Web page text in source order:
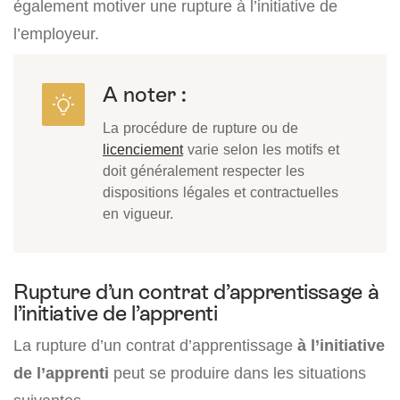
également motiver une rupture à l’initiative de
l’employeur.
A noter :
La procédure de rupture ou de
licenciementvarie selon les motifs et
doit généralement respecter les
dispositions légales et contractuelles
en vigueur.
Rupture d’un contrat d’apprentissage à
l’initiative de l’apprenti
La rupture d’un contrat d’apprentissage à l’initiative
de l’apprenti peut se produire dans les situations